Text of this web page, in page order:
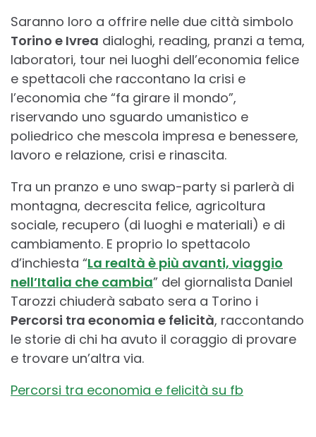
Saranno loro a offrire nelle due città simbolo
Torino e Ivrea dialoghi, reading, pranzi a tema,
laboratori, tour nei luoghi dell’economia felice
e spettacoli che raccontano la crisi e
l’economia che “fa girare il mondo”,
riservando uno sguardo umanistico e
poliedrico che mescola impresa e benessere,
lavoro e relazione, crisi e rinascita.
Tra un pranzo e uno swap-party si parlerà di
montagna, decrescita felice, agricoltura
sociale, recupero (di luoghi e materiali) e di
cambiamento. E proprio lo spettacolo
d’inchiesta “La realtà è più avanti, viaggio
nell’Italia che cambia” del giornalista Daniel
Tarozzi chiuderà sabato sera a Torino i
Percorsi tra economia e felicità, raccontando
le storie di chi ha avuto il coraggio di provare
e trovare un’altra via.
Percorsi tra economia e felicità su fb